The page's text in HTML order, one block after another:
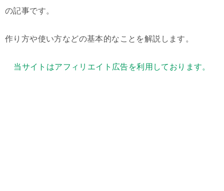
の記事です。
作り方や使い方などの基本的なことを解説します。
当サイトはアフィリエイト広告を利用しております。